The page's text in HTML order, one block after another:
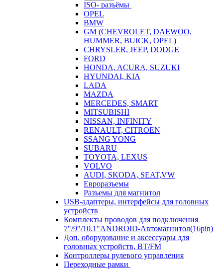
ISO- разъёмы
OPEL
BMW
GM (CHEVROLET, DAEWOO,
HUMMER, BUICK, OPEL)
CHRYSLER, JEEP, DODGE
FORD
HONDA, ACURA, SUZUKI
HYUNDAI, KIA
LADA
MAZDA
MERCEDES, SMART
MITSUBISHI
NISSAN, INFINITY
RENAULT, CITROEN
SSANG YONG
SUBARU
TOYOTA, LEXUS
VOLVO
AUDI, SKODA, SEAT,VW
Евроразъемы
Разъемы для магнитол
USB-адаптеры, интерфейсы для головных
устройств
Комплекты проводов для подключения
7"/9"/10.1"ANDROID-Автомагнитол(16pin)
Доп. оборудование и аксессуары для
головных устройств, BT/FM
Контроллеры рулевого управления
Переходные рамки